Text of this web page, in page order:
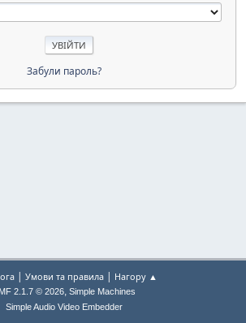
Забули пароль?
| Умови та правила | Нагору ▲
2.1.7 © 2026, Simple Machines
Simple Audio Video Embedder